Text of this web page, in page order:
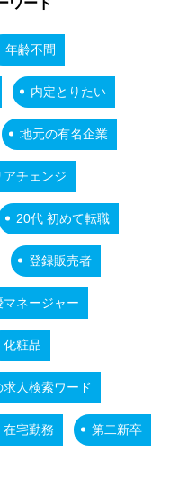
年齢不問
内定とりたい
地元の有名企業
アチェンジ
20代 初めて転職
登録販売者
マネージャー
化粧品
求人検索ワード
在宅勤務 第二新卒